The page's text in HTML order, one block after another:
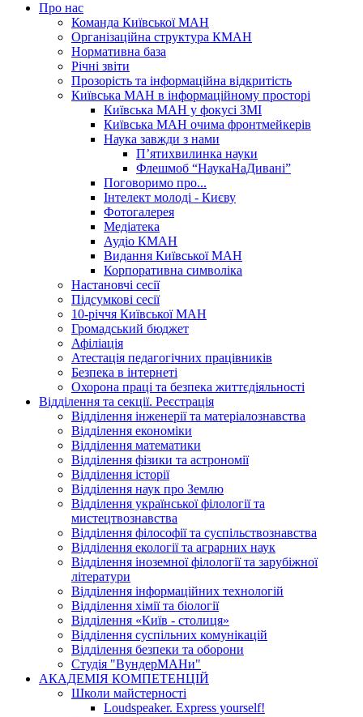
Про нас
Команда Київської МАН
Організаційна структура КМАН
Нормативна база
Річні звіти
Прозорість та інформаційна відкритість
Київська МАН в інформаційному просторі
Київська МАН у фокусі ЗМІ
Київська МАН очима фронтмейкерів
Наука завжди з нами
П’ятихвилинка науки
Флешмоб “НаукаНаДивані”
Поговоримо про...
Інтелект молоді - Києву
Фотогалерея
Медіатека
Аудіо КМАН
Видання Київської МАН
Корпоративна символіка
Настановчі сесії
Підсумкові сесії
10-річчя Київської МАН
Громадський бюджет
Афіліація
Атестація педагогічних працівників
Безпека в інтернеті
Охорона праці та безпека життєдіяльності
Відділення та секції. Реєстрація
Відділення інженерії та матеріалознавства
Відділення економіки
Відділення математики
Відділення фізики та астрономії
Відділення історії
Відділення наук про Землю
Відділення української філології та
мистецтвознавства
Відділення філософії та суспільствознавства
Відділення екології та аграрних наук
Відділення іноземної філології та зарубіжної
літератури
Відділення інформаційних технологій
Відділення хімії та біології
Відділення «Київ - столиця»
Відділення суспільних комунікацій
Відділення безпеки та оборони
Студія "ВундерМАНи"
АКАДЕМІЯ КОМПЕТЕНЦІЙ
Школи майстерності
Loudspeaker. Express yourself!